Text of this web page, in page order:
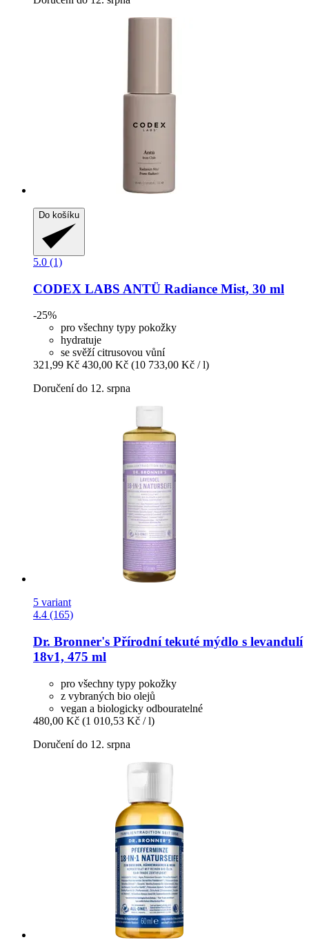
Do košíku
5.0 (1)
CODEX LABS ANTÜ Radiance Mist, 30 ml
-25%
pro všechny typy pokožky
hydratuje
se svěží citrusovou vůní
321,99 Kč 430,00 Kč (10 733,00 Kč / l)
Doručení do 12. srpna
5 variant
4.4 (165)
Dr. Bronner's Přírodní tekuté mýdlo s levandulí
18v1, 475 ml
pro všechny typy pokožky
z vybraných bio olejů
vegan a biologicky odbouratelné
480,00 Kč (1 010,53 Kč / l)
Doručení do 12. srpna